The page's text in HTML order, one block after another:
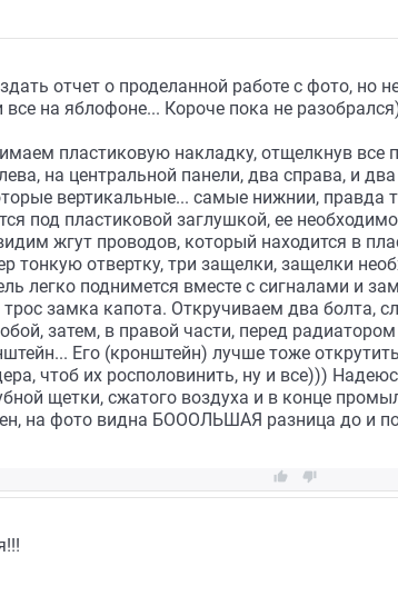
отчет о проделанной работе с фото, но
на яблофоне... Короче пока не
пластиковую накладку, отщелкнув все
на центральной панели, два справа, и два
вертикальные... самые нижнии, правда
под пластиковой заглушкой, ее
жгут проводов, который находится в
тонкую отвертку, три защелки, защелки
легко поднимется вместе с сигналами и
замка капота. Откручиваем два болта,
затем, в правой части, перед
Его (кронштейн) лучше тоже
чтоб их росполовинить, ну и все)))
щетки, сжатого воздуха и в конце
на фото видна БОООЛЬШАЯ разница до и
 